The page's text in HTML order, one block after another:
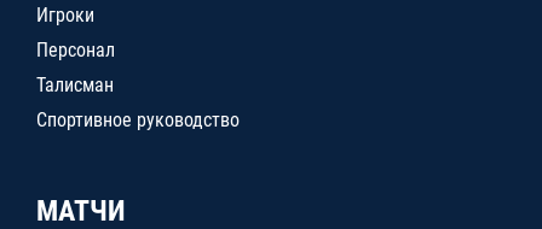
Игроки
Персонал
Талисман
Спортивное руководство
МАТЧИ